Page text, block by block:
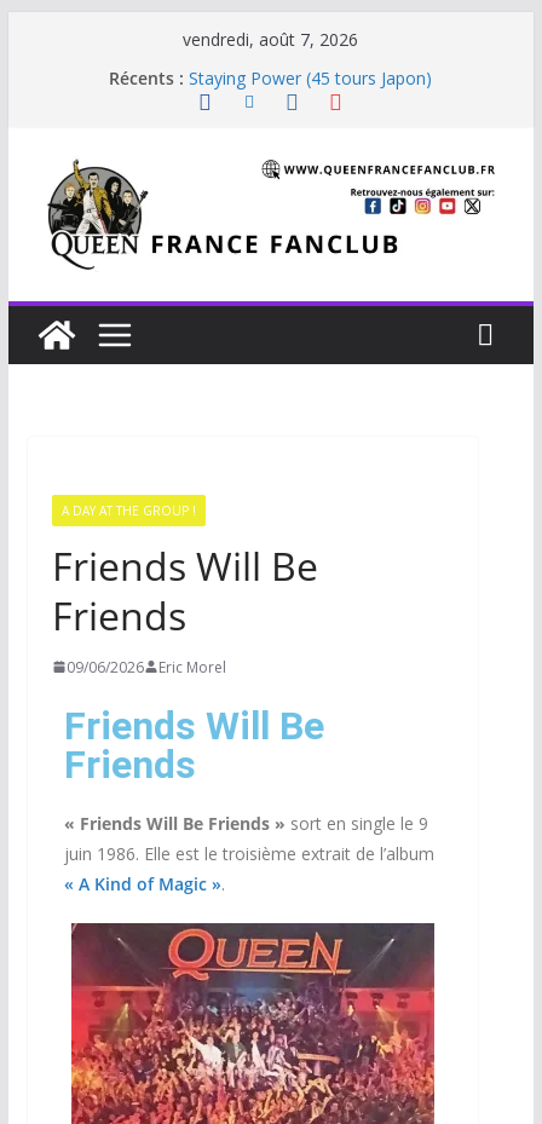
vendredi, août 7, 2026
Récents :
Beautiful Dreams
Staying Power (45 tours Japon)
The Invisible Man
A DAY AT THE GROUP !
Friends Will Be
Friends
09/06/2026 Eric Morel
Friends Will Be
Friends
« Friends Will Be Friends » sort en single le 9
juin 1986. Elle est le troisième extrait de l’album
« A Kind of Magic ».